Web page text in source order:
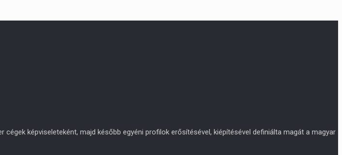
képviseleteként, majd később egyéni profilok erősítésével, kiépítésével definiálta magát a magyar